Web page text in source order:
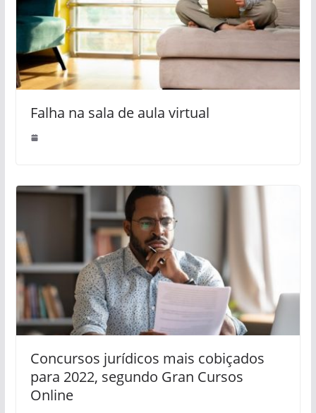
Falha na sala de aula virtual
Concursos jurídicos mais cobiçados
para 2022, segundo Gran Cursos
Online